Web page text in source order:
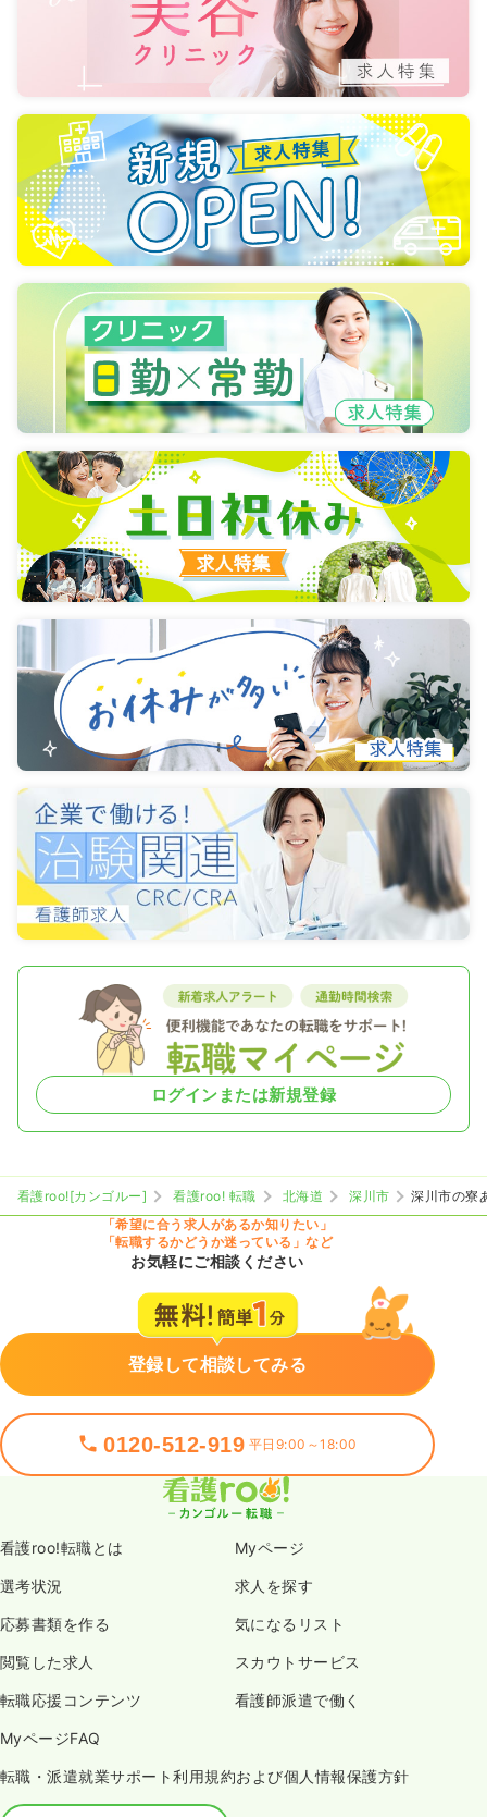
ログインまたは新規登録
看護roo![カンゴルー] 看護roo! 転職 北海道 深川市
深川市の寮
「希望に合う求人があるか知りたい」
「転職するかどうか迷っている」など
お気軽にご相談ください
登録して相談してみる
0120-512-919 平日9:00～18:00
看護roo!転職とは Myページ
選考状況 求人を探す
応募書類を作る 気になるリスト
閲覧した求人 スカウトサービス
転職応援コンテンツ 看護師派遣で働く
MyページFAQ
転職・派遣就業サポート利用規約および個人情報保護方針